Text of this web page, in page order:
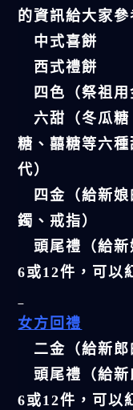
的資訊給大家
中式喜餅
西式禮餅
四色（祭祖用
六甜（冬瓜糖
糖、囍糖等六
代）
四金（給新娘
鐲、戒指）
頭尾禮（給新
6或12件，可以
女方回禮
二金（給新郎
頭尾禮（給新
6或12件，可以